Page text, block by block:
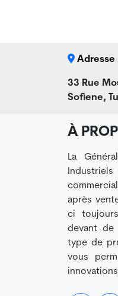
Adresse
33 Rue
Sofiene,
À
La
après
ci
devant
type de
vous